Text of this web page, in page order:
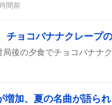
間前
加、夏の名曲が語ら